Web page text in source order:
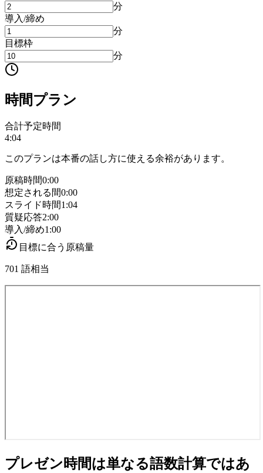
分
導入/締め
分
目標枠
分
時間プラン
合計予定時間
4:04
このプランは本番の話し方に使える余裕があります。
原稿時間0:00
想定される間0:00
スライド時間1:04
質疑応答2:00
導入/締め1:00
目標に合う原稿量
701 語相当
プレゼン時間は単なる語数計算ではあ